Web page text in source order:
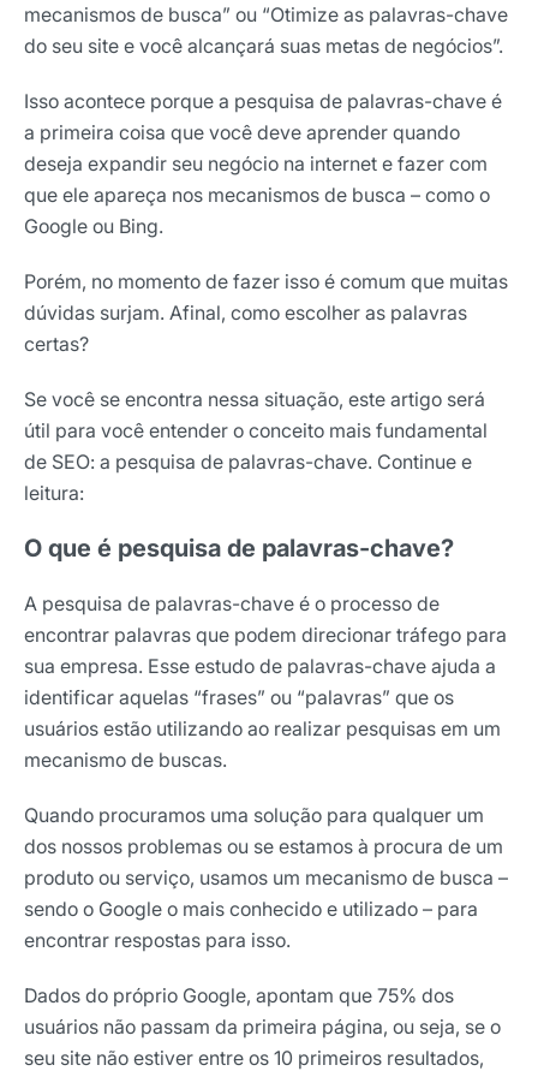
mecanismos de busca” ou “Otimize as palavras-chave
do seu site e você alcançará suas metas de negócios”.
Isso acontece porque a pesquisa de palavras-chave é
a primeira coisa que você deve aprender quando
deseja expandir seu negócio na internet e fazer com
que ele apareça nos mecanismos de busca – como o
Google ou Bing.
Porém, no momento de fazer isso é comum que muitas
dúvidas surjam. Afinal, como escolher as palavras
certas?
Se você se encontra nessa situação, este artigo será
útil para você entender o conceito mais fundamental
de SEO: a pesquisa de palavras-chave. Continue e
leitura:
O que é pesquisa de palavras-chave?
A pesquisa de palavras-chave é o processo de
encontrar palavras que podem direcionar tráfego para
sua empresa. Esse estudo de palavras-chave ajuda a
identificar aquelas “frases” ou “palavras” que os
usuários estão utilizando ao realizar pesquisas em um
mecanismo de buscas.
Quando procuramos uma solução para qualquer um
dos nossos problemas ou se estamos à procura de um
produto ou serviço, usamos um mecanismo de busca –
sendo o Google o mais conhecido e utilizado – para
encontrar respostas para isso.
Dados do próprio Google, apontam que 75% dos
usuários não passam da primeira página, ou seja, se o
seu site não estiver entre os 10 primeiros resultados,